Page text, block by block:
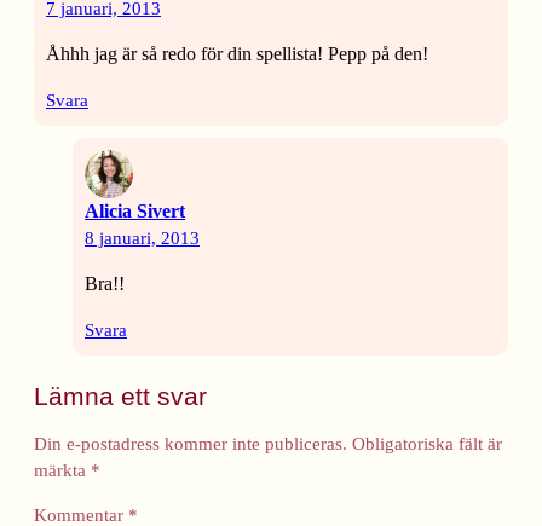
7 januari, 2013
Åhhh jag är så redo för din spellista! Pepp på den!
Svara
Alicia Sivert
8 januari, 2013
Bra!!
Svara
Lämna ett svar
Din e-postadress kommer inte publiceras. Obligatoriska fält är
märkta *
Kommentar *